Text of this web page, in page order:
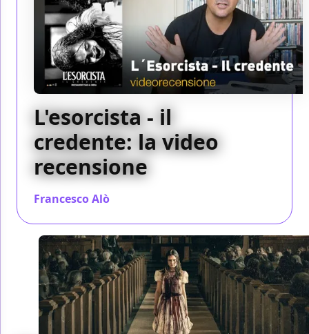
L'esorcista - il
credente: la video
recensione
Francesco Alò